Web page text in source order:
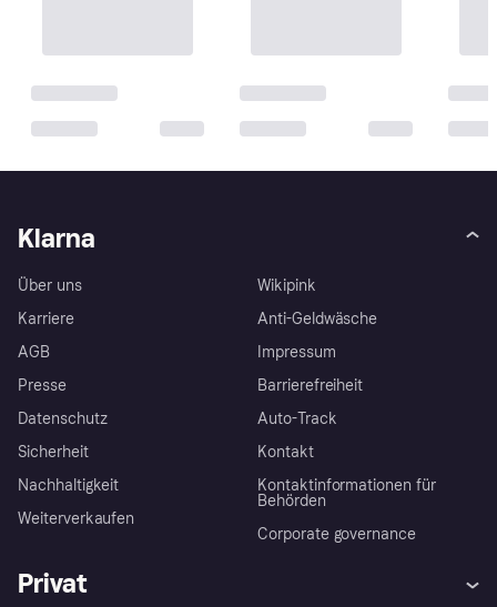
Klarna
Über uns
Karriere
AGB
Presse
Datenschutz
Sicherheit
Nachhaltigkeit
Weiterverkaufen
Wikipink
Anti-Geldwäsche
Impressum
Barrierefreiheit
Auto-Track
Kontakt
Kontaktinformationen für
Behörden
Corporate governance
Privat